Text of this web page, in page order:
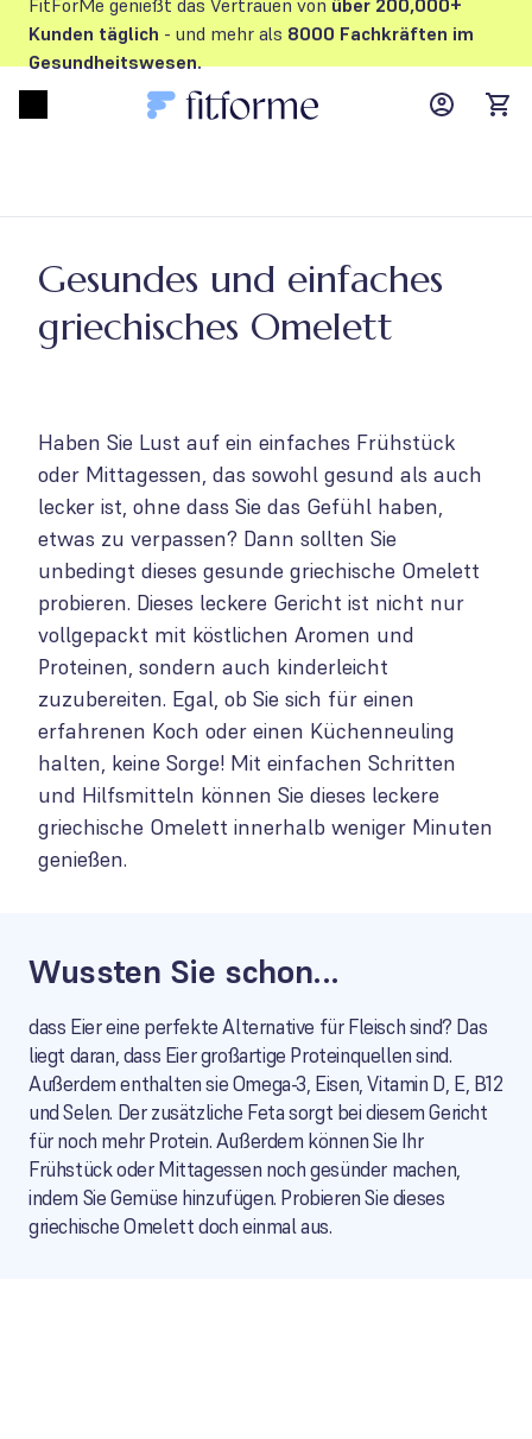
FitForMe genießt das Vertrauen von über 200,000+
Kunden täglich - und mehr als 8000 Fachkräften im
Gesundheitswesen.
MyFFM
Gesundes und einfaches
griechisches Omelett
Haben Sie Lust auf ein einfaches Frühstück
oder Mittagessen, das sowohl gesund als auch
lecker ist, ohne dass Sie das Gefühl haben,
etwas zu verpassen? Dann sollten Sie
unbedingt dieses gesunde griechische Omelett
probieren. Dieses leckere Gericht ist nicht nur
vollgepackt mit köstlichen Aromen und
Proteinen, sondern auch kinderleicht
zuzubereiten. Egal, ob Sie sich für einen
erfahrenen Koch oder einen Küchenneuling
halten, keine Sorge! Mit einfachen Schritten
und Hilfsmitteln können Sie dieses leckere
griechische Omelett innerhalb weniger Minuten
genießen.
Wussten Sie schon...
dass Eier eine perfekte Alternative für Fleisch sind? Das
liegt daran, dass Eier großartige Proteinquellen sind.
Außerdem enthalten sie Omega-3, Eisen, Vitamin D, E, B12
und Selen. Der zusätzliche Feta sorgt bei diesem Gericht
für noch mehr Protein. Außerdem können Sie Ihr
Frühstück oder Mittagessen noch gesünder machen,
indem Sie Gemüse hinzufügen. Probieren Sie dieses
griechische Omelett doch einmal aus.